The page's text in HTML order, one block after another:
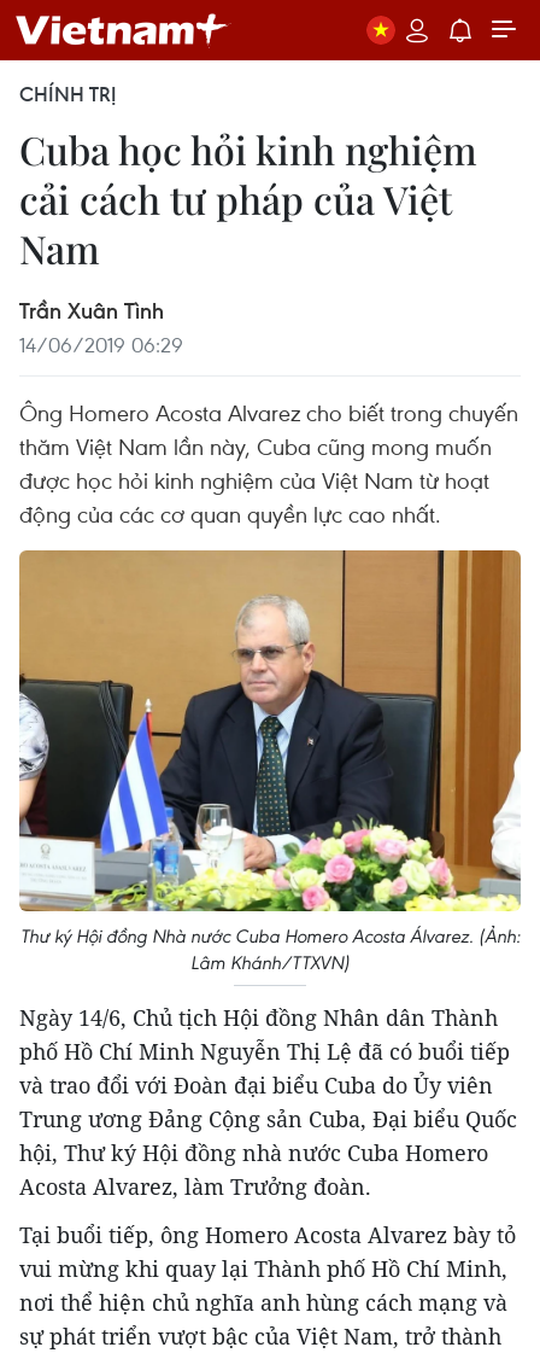
CHÍNH TRỊ
Cuba học hỏi kinh nghiệm
cải cách tư pháp của Việt
Nam
Trần Xuân Tình
14/06/2019 06:29
Ông Homero Acosta Alvarez cho biết trong chuyến
thăm Việt Nam lần này, Cuba cũng mong muốn
được học hỏi kinh nghiệm của Việt Nam từ hoạt
động của các cơ quan quyền lực cao nhất.
Thư ký Hội đồng Nhà nước Cuba Homero Acosta Álvarez. (Ảnh:
Lâm Khánh/TTXVN)
Ngày 14/6, Chủ tịch Hội đồng Nhân dân Thành
phố Hồ Chí Minh Nguyễn Thị Lệ đã có buổi tiếp
và trao đổi với Đoàn đại biểu Cuba do Ủy viên
Trung ương Đảng Cộng sản Cuba, Đại biểu Quốc
hội, Thư ký Hội đồng nhà nước Cuba Homero
Acosta Alvarez, làm Trưởng đoàn.
Tại buổi tiếp, ông Homero Acosta Alvarez bày tỏ
vui mừng khi quay lại Thành phố Hồ Chí Minh,
nơi thể hiện chủ nghĩa anh hùng cách mạng và
sự phát triển vượt bậc của Việt Nam, trở thành